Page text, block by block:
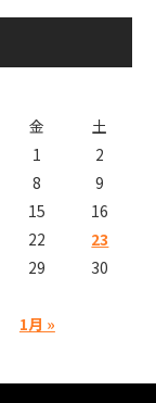
金 土
1月 »
1
2
8
9
15
16
22
23
29
30